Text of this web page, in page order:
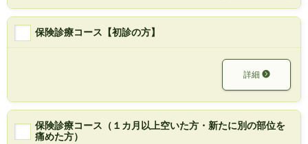
保険診療コース【初診の方】
詳細
保険診療コース（１カ月以上空いた方・新たに別の部位を
痛めた方）